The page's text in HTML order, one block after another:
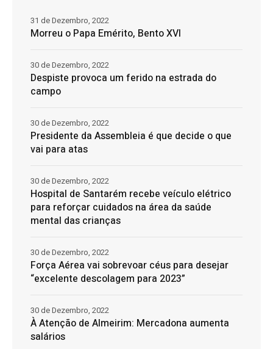
Morreu o Papa Emérito, Bento XVI
31 de Dezembro, 2022
Despiste provoca um ferido na estrada do
campo
30 de Dezembro, 2022
Presidente da Assembleia é que decide o que
vai para atas
30 de Dezembro, 2022
Hospital de Santarém recebe veículo elétrico
para reforçar cuidados na área da saúde
mental das crianças
30 de Dezembro, 2022
Força Aérea vai sobrevoar céus para desejar
“excelente descolagem para 2023”
30 de Dezembro, 2022
À Atenção de Almeirim: Mercadona aumenta
salários
30 de Dezembro, 2022